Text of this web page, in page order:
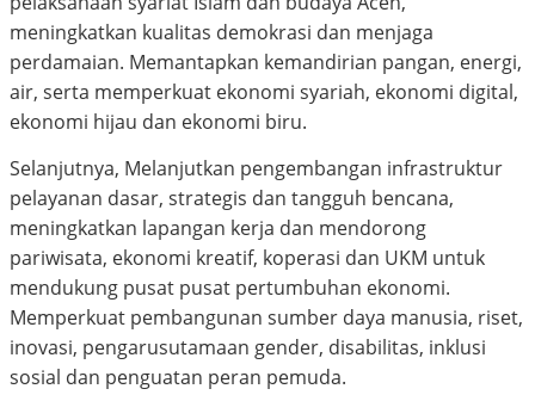
meningkatkan kualitas demokrasi dan menjaga
perdamaian. Memantapkan kemandirian pangan, energi,
air, serta memperkuat ekonomi syariah, ekonomi digital,
ekonomi hijau dan ekonomi biru.
Selanjutnya, Melanjutkan pengembangan infrastruktur
pelayanan dasar, strategis dan tangguh bencana,
meningkatkan lapangan kerja dan mendorong
pariwisata, ekonomi kreatif, koperasi dan UKM untuk
mendukung pusat pusat pertumbuhan ekonomi.
Memperkuat pembangunan sumber daya manusia, riset,
inovasi, pengarusutamaan gender, disabilitas, inklusi
sosial dan penguatan peran pemuda.